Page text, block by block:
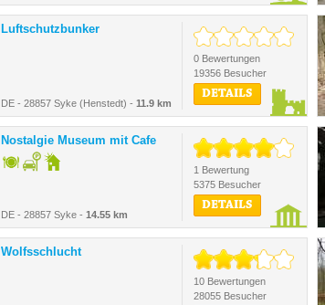
Luftschutzbunker
DE - 28857 Syke (Henstedt) - 11.9 km
0 Bewertungen
19356 Besucher
DETAILS
Nostalgie Museum mit Cafe
DE - 28857 Syke - 14.55 km
1 Bewertung
5375 Besucher
DETAILS
Wolfsschlucht
10 Bewertungen
28055 Besucher